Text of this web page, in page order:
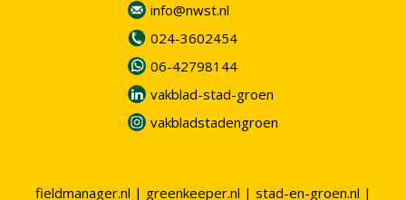
info@nwst.nl
024-3602454
06-42798144
vakblad-stad-groen
vakbladstadengroen
fieldmanager.nl | greenkeeper.nl | stad-en-groen.nl |